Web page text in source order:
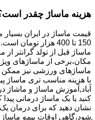
هزینه ماساژ چقدر
قیمت ماساژ در ایران
150 تا 400 هزار تومان است.
ماساژ قبل از تولد گرانتر
مکان،برخی از ماساژهای
ماساژهای ورزشی نیز ممکن
با هزینه مناسب تری ماساژ
آباد,آموزش ماساژ و ماشاژ
کنید یا یک ماساژ درمانی پیدا
نشان دهید که برای درمان
شود،گاهی اوقات بیمه